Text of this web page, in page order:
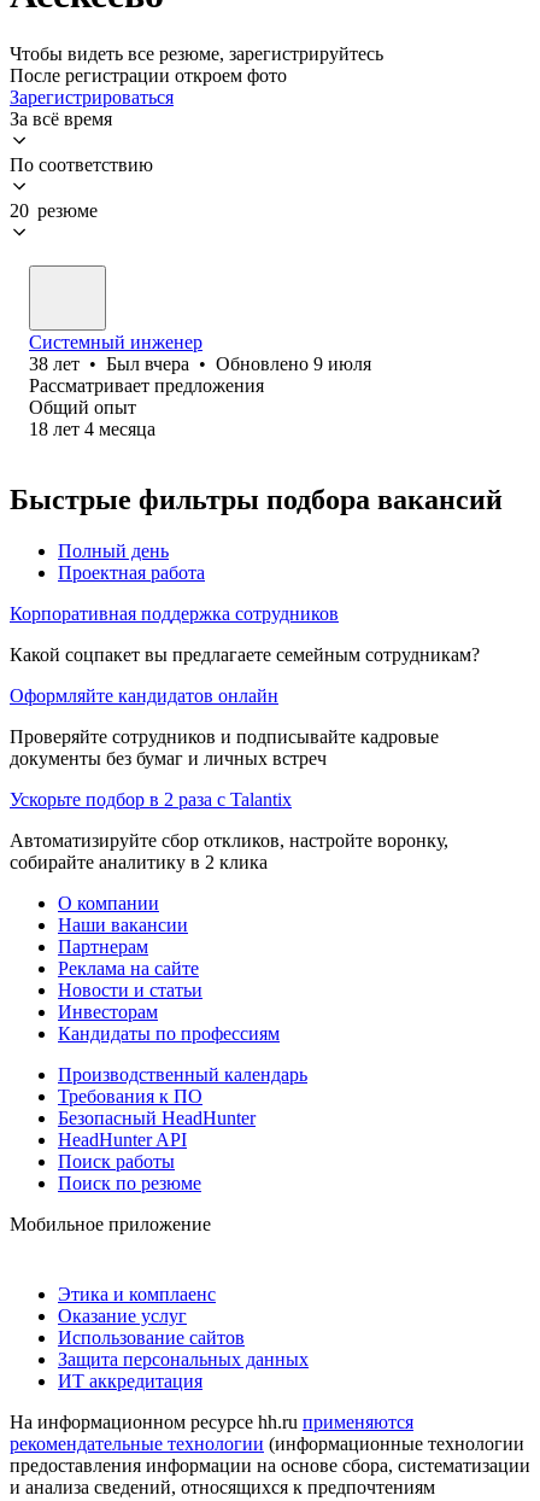
Чтобы видеть все резюме, зарегистрируйтесь
После регистрации откроем фото
Зарегистрироваться
За всё время
По соответствию
20 резюме
Системный инженер
38 лет • Был вчера • Обновлено 9 июля
Рассматривает предложения
Общий опыт
18 лет 4 месяца
Быстрые фильтры подбора вакансий
Полный день
Проектная работа
Корпоративная поддержка сотрудников
Какой соцпакет вы предлагаете семейным сотрудникам?
Оформляйте кандидатов онлайн
Проверяйте сотрудников и подписывайте кадровые
документы без бумаг и личных встреч
Ускорьте подбор в 2 раза с Talantix
Автоматизируйте сбор откликов, настройте воронку,
собирайте аналитику в 2 клика
О компании
Наши вакансии
Партнерам
Реклама на сайте
Новости и статьи
Инвесторам
Кандидаты по профессиям
Производственный календарь
Требования к ПО
Безопасный HeadHunter
HeadHunter API
Поиск работы
Поиск по резюме
Мобильное приложение
Этика и комплаенс
Оказание услуг
Использование сайтов
Защита персональных данных
ИТ аккредитация
На информационном ресурсе hh.ru применяются
рекомендательные технологии (информационные технологии
предоставления информации на основе сбора, систематизации
и анализа сведений, относящихся к предпочтениям